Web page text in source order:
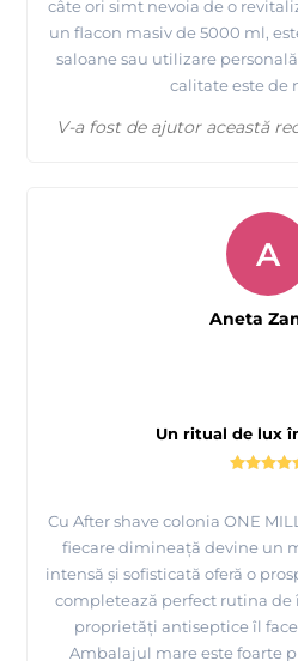
câte ori simt nevoia de o
un flacon masiv de 5000 ml,
saloane sau utilizare
calitate este de
V-a fost de ajutor această
Un ritual de lux
Cu After shave colonia ONE
fiecare dimineață devine un
intensă și sofisticată oferă o
completează perfect rutina de
proprietăți antiseptice îl
Ambalajul mare este foarte
A
Aneta